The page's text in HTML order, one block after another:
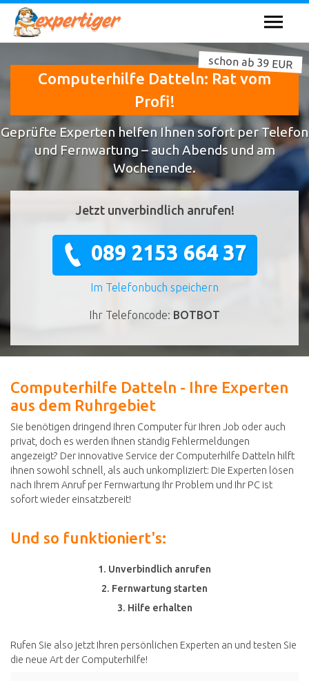
Computerhilfe Datteln: Rat vom
Profi!
schon ab 39 EUR
Geprüfte Experten helfen Ihnen sofort per Telefon
und Fernwartung – auch Abends und am
Wochenende.
Jetzt unverbindlich anrufen!
089 2153 664 37
Im Telefonbuch speichern
Ihr Telefoncode: BOTBOT
Computerhilfe Datteln - Ihre Experten
aus dem Ruhrgebiet
Sie benötigen dringend Ihren Computer für Ihren Job oder auch
privat, doch es werden Ihnen ständig Fehlermeldungen
angezeigt? Der innovative Service der Computerhilfe Datteln hilft
ihnen sowohl schnell, als auch unkompliziert: Die Experten lösen
nach Ihrem Anruf per Fernwartung Ihr Problem und Ihr PC ist
sofort wieder einsatzbereit!
Und so funktioniert's:
1. Unverbindlich anrufen
2. Fernwartung starten
3. Hilfe erhalten
Rufen Sie also jetzt Ihren persönlichen Experten an und testen Sie
die neue Art der Computerhilfe!